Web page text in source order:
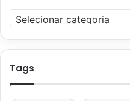
Categorias
Tags